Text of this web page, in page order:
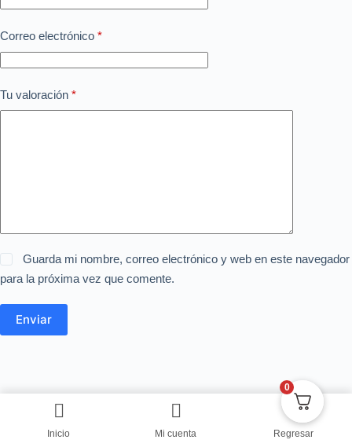
Correo electrónico *
Tu valoración *
Guarda mi nombre, correo electrónico y web en este navegador
para la próxima vez que comente.
Enviar
Inicio Mi cuenta Regresar
0